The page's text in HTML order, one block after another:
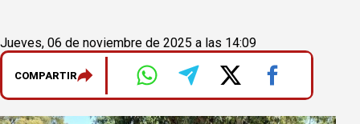
Jueves, 06 de noviembre de 2025 a las 14:09
COMPARTIR